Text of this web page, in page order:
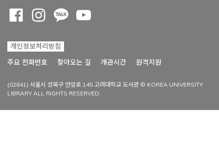
개인정보처리방침
주요 전화번호
찾아오는 길 개관시간 원격지원
(02841) 서울시 성북구 안암로 145 고려대학교 도서관 © KOREA UNIVERSITY
LIBRARY ALL RIGHTS RESERVED.
Opens a new window
Opens a new window
Opens a new window